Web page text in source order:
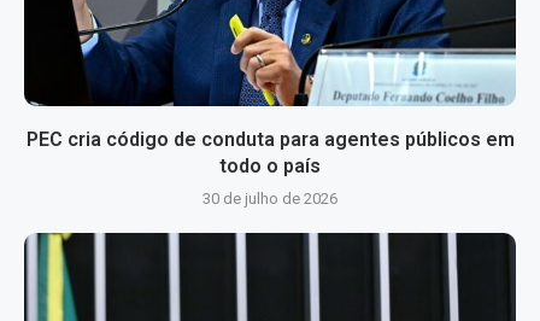
PEC cria código de conduta para agentes públicos em
todo o país
30 de julho de 2026